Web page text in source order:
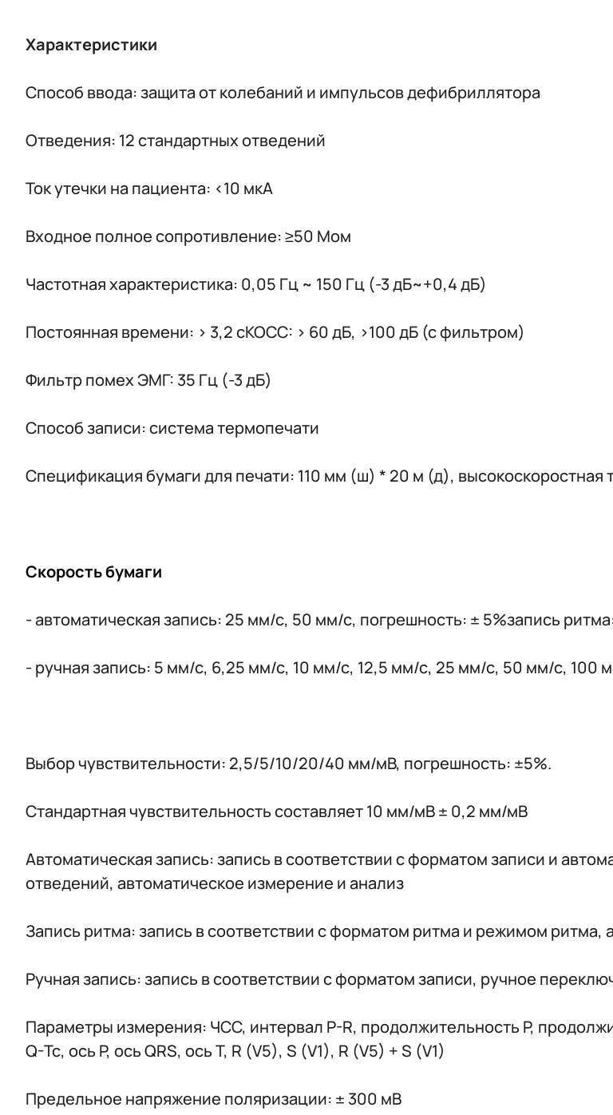
Характеристики
Способ ввода: защита от колебаний и импульсов дефибриллятора
Отведения: 12 стандартных отведений
Ток утечки на пациента: <10 мкА
Входное полное сопротивление: ≥50 Мом
Частотная характеристика: 0,05 Гц ~ 150 Гц (-3 дБ~+0,4 дБ)
Постоянная времени: > 3,2 сКОСС: > 60 дБ, >100 дБ (с фильтром)
Фильтр помех ЭМГ: 35 Гц (-3 дБ)
Способ записи: система термопечати
Спецификация бумаги для печати: 110 мм (ш) * 20 м (д), высокоскоростная
Скорость бумаги
- автоматическая запись: 25 мм/с, 50 мм/с, погрешность: ± 5%запись
- ручная запись: 5 мм/с, 6,25 мм/с, 10 мм/с, 12,5 мм/с, 25 мм/с, 50 мм/с, 100
Выбор чувствительности: 2,5/5/10/20/40 мм/мВ, погрешность: ±5%.
Стандартная чувствительность составляет 10 мм/мВ ± 0,2 мм/мВ
Автоматическая запись: запись в соответствии с форматом записи и
отведений, автоматическое измерение и анализ
Запись ритма: запись в соответствии с форматом ритма и режимом ритма,
Ручная запись: запись в соответствии с форматом записи, ручное
Параметры измерения: ЧСС, интервал P-R, продолжительность P,
Q-Tc, ось P, ось QRS, ось T, R (V5), S (V1), R (V5) + S (V1)
Предельное напряжение поляризации: ± 300 мВ